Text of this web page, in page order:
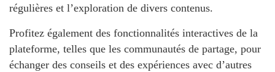
régulières et l’exploration de divers contenus.
Profitez également des fonctionnalités interactives de la
plateforme, telles que les communautés de partage, pour
échanger des conseils et des expériences avec d’autres